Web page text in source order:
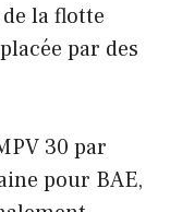
la flotte
par des
30 par
pour BAE,